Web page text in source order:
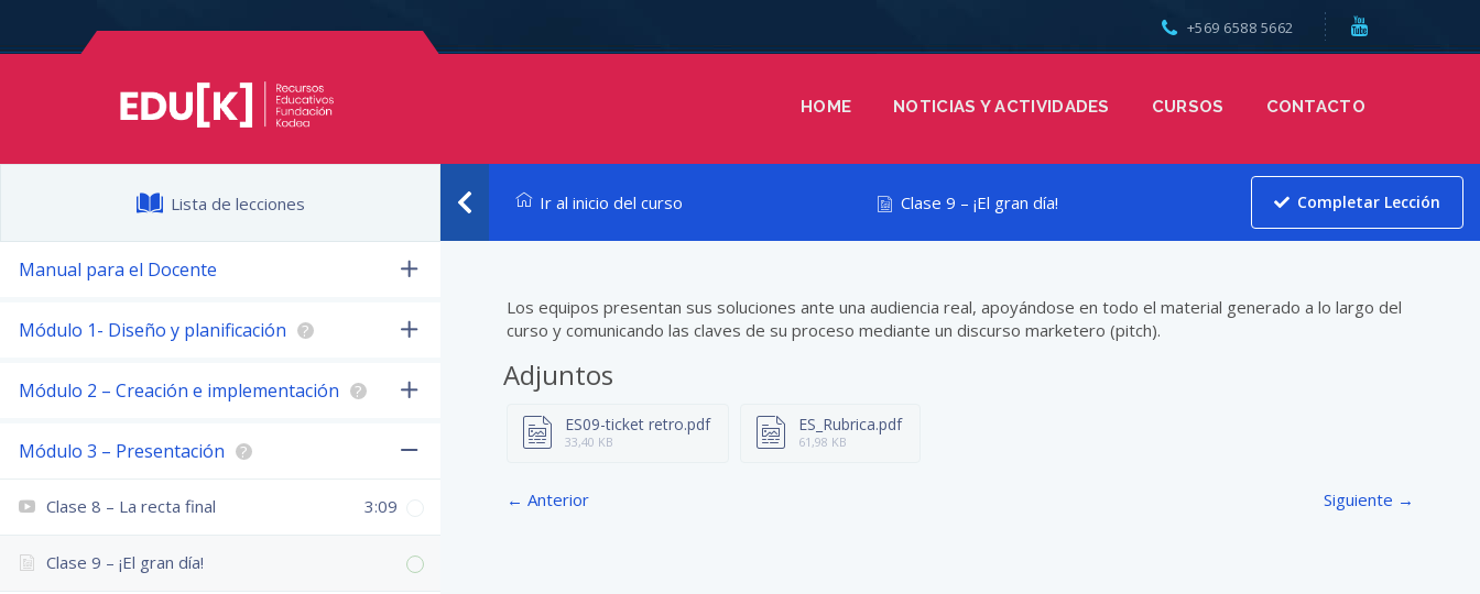
HOME NOTICIAS Y ACTIVIDADES CURSOS CONTACTO
+569 6588 5662
Lista de lecciones
Manual para el Docente
Módulo 1- Diseño y planificación ?
Módulo 2 – Creación e implementación ?
Módulo 3 – Presentación ?
Clase 8 – La recta final 3:09
Clase 9 – ¡El gran día!
Ir al inicio del curso Clase 9 – ¡El gran día! Completar Lección
Los equipos presentan sus soluciones ante una audiencia real, apoyándose en todo el material generado a lo largo del
curso y comunicando las claves de su proceso mediante un discurso marketero (pitch).
Adjuntos
ES09-ticket retro.pdf
33,40 KB
ES_Rubrica.pdf
61,98 KB
← Anterior Siguiente →